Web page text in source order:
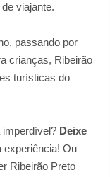
viajante.
passando por
crianças, Ribeirão
turísticas do
imperdível? Deixe
experiência! Ou
Ribeirão Preto